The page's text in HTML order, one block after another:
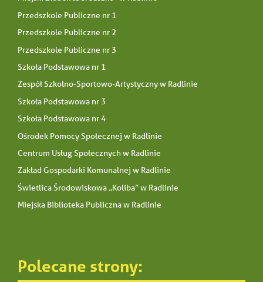
Przedszkole Publiczne nr 1
Przedszkole Publiczne nr 2
Przedszkole Publiczne nr 3
Szkoła Podstawowa nr 1
Zespół Szkolno-Sportowo-Artystyczny w Radlinie
Szkoła Podstawowa nr 3
Szkoła Podstawowa nr 4
Ośrodek Pomocy Społecznej w Radlinie
Centrum Usług Społecznych w Radlinie
Zakład Gospodarki Komunalnej w Radlinie
Świetlica Środowiskowa „Koliba” w Radlinie
Miejska Biblioteka Publiczna w Radlinie
Polecane strony: